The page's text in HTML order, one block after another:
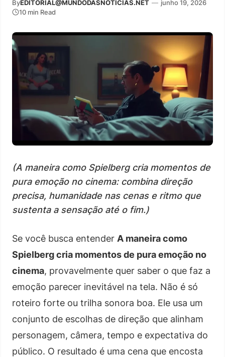
ByEDITORIAL@MUNDODASNOTICIAS.NET — junho 19, 2026
10 min Read
(A maneira como Spielberg cria momentos de
pura emoção no cinema: combina direção
precisa, humanidade nas cenas e ritmo que
sustenta a sensação até o fim.)
Se você busca entender A maneira como
Spielberg cria momentos de pura emoção no
cinema, provavelmente quer saber o que faz a
emoção parecer inevitável na tela. Não é só
roteiro forte ou trilha sonora boa. Ele usa um
conjunto de escolhas de direção que alinham
personagem, câmera, tempo e expectativa do
público. O resultado é uma cena que encosta